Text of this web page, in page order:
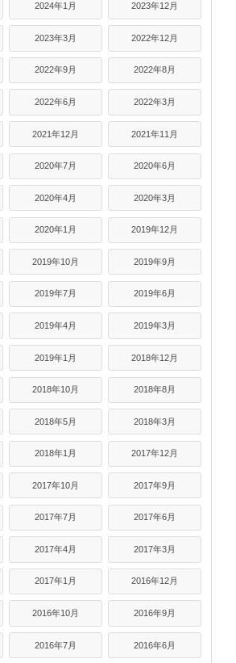
2024年1月 2023年12月
2023年3月 2022年12月
2022年9月 2022年8月
2022年6月 2022年3月
2021年12月 2021年11月
2020年7月 2020年6月
2020年4月 2020年3月
2020年1月 2019年12月
2019年10月 2019年9月
2019年7月 2019年6月
2019年4月 2019年3月
2019年1月 2018年12月
2018年10月 2018年8月
2018年5月 2018年3月
2018年1月 2017年12月
2017年10月 2017年9月
2017年7月 2017年6月
2017年4月 2017年3月
2017年1月 2016年12月
2016年10月 2016年9月
2016年7月 2016年6月